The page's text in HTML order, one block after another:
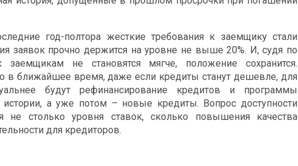
год-полтора жесткие требования к заемщику стали
заявок прочно держится на уровне не выше 20%. И, судя по
не становятся мягче, положение сохранится.
в ближайшее время, даже если кредиты станут дешевле, для
будут рефинансирование кредитов и программы
истории, а уже потом – новые кредиты. Вопрос доступности
не столько уровня ставок, сколько повышения качества
для кредиторов.